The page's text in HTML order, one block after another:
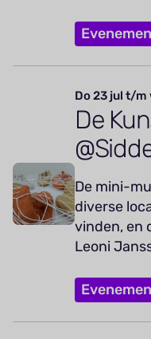
Do 23 jul t/m
De
De mini-
diverse
vinden, en
Leoni